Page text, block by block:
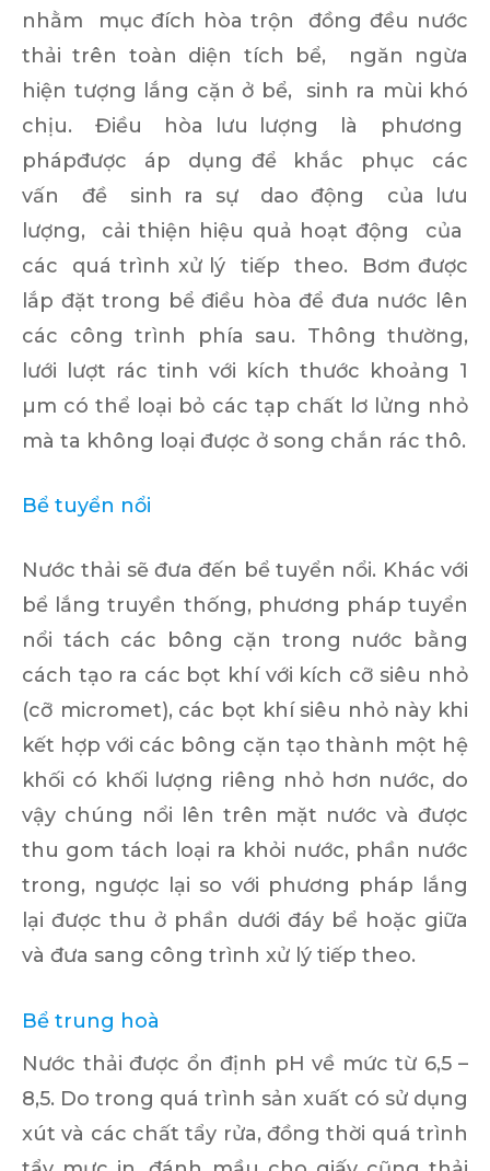
nhằm mục đích hòa trộn đồng đều nước
thải trên toàn diện tích bể, ngăn ngừa
hiện tượng lắng cặn ở bể, sinh ra mùi khó
chịu. Điều hòa lưu lượng là phương
phápđược áp dụng để khắc phục các
vấn đề sinh ra sự dao động của lưu
lượng, cải thiện hiệu quả hoạt động của
các quá trình xử lý tiếp theo. Bơm được
lắp đặt trong bể điều hòa để đưa nước lên
các công trình phía sau. Thông thường,
lưới lượt rác tinh với kích thước khoảng 1
µm có thể loại bỏ các tạp chất lơ lửng nhỏ
mà ta không loại được ở song chắn rác thô.
Bể tuyển nổi
Nước thải sẽ đưa đến bể tuyển nổi. Khác với
bể lắng truyền thống, phương pháp tuyển
nổi tách các bông cặn trong nước bằng
cách tạo ra các bọt khí với kích cỡ siêu nhỏ
(cỡ micromet), các bọt khí siêu nhỏ này khi
kết hợp với các bông cặn tạo thành một hệ
khối có khối lượng riêng nhỏ hơn nước, do
vậy chúng nổi lên trên mặt nước và được
thu gom tách loại ra khỏi nước, phần nước
trong, ngược lại so với phương pháp lắng
lại được thu ở phần dưới đáy bể hoặc giữa
và đưa sang công trình xử lý tiếp theo.
Bể trung hoà
Nước thải được ổn định pH về mức từ 6,5 –
8,5. Do trong quá trình sản xuất có sử dụng
xút và các chất tẩy rửa, đồng thời quá trình